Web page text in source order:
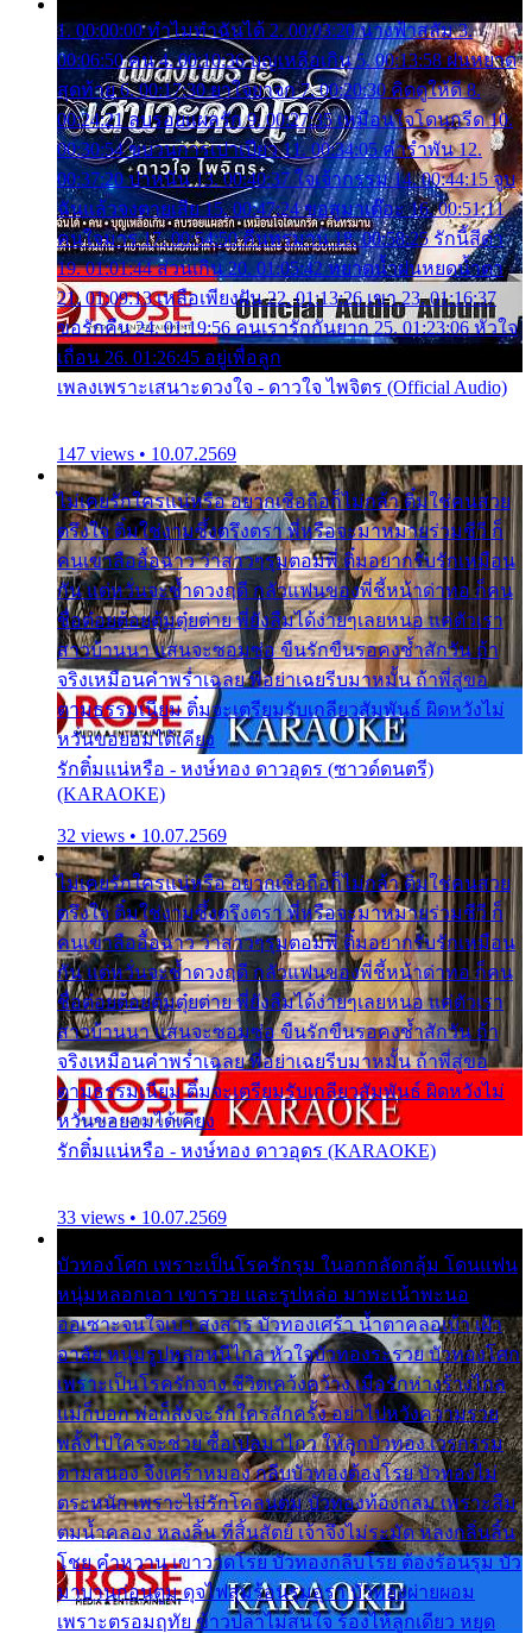
1. 00:00:00 ทำไมทำฉันได้ 2. 00:03:20 นางฟ้าสลัม 3.
00:06:50 คน 4. 00:10:36 บุญเหลือเกิน 5. 00:13:58 ฝนหยาด
สุดท้าย 6. 00:17:30 ยาใจยาจก 7. 00:20:30 คิดดูให้ดี 8.
00:24:21 ลบรอยแผลรัก 9. 00:27:35 เหมือนใจโดนกรีด 10.
00:30:54 ขบวนการเปาเปียว 11. 00:34:05 คำรำพัน 12.
00:37:20 ปาหนัน 13. 00:40:37 ใจเจ้ากรรม 14. 00:44:15 จูบ
ฉันแล้วจงตายเสีย 15. 00:47:24 ขอสูมาเต๊อะ 16. 00:51:11
คนใจมาร 17. 00:54:50 คืนทรมาน 18. 00:58:25 รักนี้สีดำ
19. 01:01:44 ส่วนเกิน 20. 01:05:42 หยาดน้ำฝนหยดน้ำตา
21. 01:09:13 เหลือเพียงฝัน 22. 01:13:26 เขา 23. 01:16:37
ขอรักคืน 24. 01:19:56 คนเรารักกันยาก 25. 01:23:06 หัวใจ
เถื่อน 26. 01:26:45 อยู่เพื่อลูก
เพลงเพราะเสนาะดวงใจ - ดาวใจ ไพจิตร (Official Audio)
147 views • 10.07.2569
ไม่เคยรักใครแน่หรือ อยากเชื่อถือก็ไม่กล้า ติ๋มใช่คนสวย
ตรึงใจ ติ๋มใช่งามซึ้งตรึงตรา พี่หรือจะมาหมายร่วมชีวี ก็
คนเขาลืออื้อฉาว ว่าสาวๆรุมตอมพี่ ติ๋มอยากรับรักเหมือน
กัน แต่หวั่นจะช้ำดวงฤดี กลัวแฟนของพี่ชี้หน้าด่าทอ ก็คน
ชื่อต๋อยต้อยตุ้มตุ๋ยต่าย พี่ยังลืมได้ง่ายๆเลยหนอ แค่ตัวเรา
สาวบ้านนา แสนจะซอมซ่อ ขืนรักขืนรอคงช้ำสักวัน ถ้า
จริงเหมือนคำพร่ำเฉลย พี่อย่าเฉยรีบมาหมั้น ถ้าพี่สู่ขอ
ตามธรรมเนียม ติ๋มจะเตรียมรับเกลียวสัมพันธ์ ผิดหวังไม่
หวั่นขอยอมได้เคียง
รักติ๋มแน่หรือ - หงษ์ทอง ดาวอุดร (ซาวด์ดนตรี)
(KARAOKE)
32 views • 10.07.2569
ไม่เคยรักใครแน่หรือ อยากเชื่อถือก็ไม่กล้า ติ๋มใช่คนสวย
ตรึงใจ ติ๋มใช่งามซึ้งตรึงตรา พี่หรือจะมาหมายร่วมชีวี ก็
คนเขาลืออื้อฉาว ว่าสาวๆรุมตอมพี่ ติ๋มอยากรับรักเหมือน
กัน แต่หวั่นจะช้ำดวงฤดี กลัวแฟนของพี่ชี้หน้าด่าทอ ก็คน
ชื่อต๋อยต้อยตุ้มตุ๋ยต่าย พี่ยังลืมได้ง่ายๆเลยหนอ แค่ตัวเรา
สาวบ้านนา แสนจะซอมซ่อ ขืนรักขืนรอคงช้ำสักวัน ถ้า
จริงเหมือนคำพร่ำเฉลย พี่อย่าเฉยรีบมาหมั้น ถ้าพี่สู่ขอ
ตามธรรมเนียม ติ๋มจะเตรียมรับเกลียวสัมพันธ์ ผิดหวังไม่
หวั่นขอยอมได้เคียง
รักติ๋มแน่หรือ - หงษ์ทอง ดาวอุดร (KARAOKE)
33 views • 10.07.2569
บัวทองโศก เพราะเป็นโรครักรุม ในอกกลัดกลุ้ม โดนแฟน
หนุ่มหลอกเอา เขารวย และรูปหล่อ มาพะเน้าพะนอ
ออเซาะจนใจเบา สงสาร บัวทองเศร้า น้ำตาคลอเบ้า เฝ้า
อาลัย หนุ่มรูปหล่อหนีไกล หัวใจบัวทองระรวย บัวทองโศก
เพราะเป็นโรครักจาง ชีวิตเคว้งคว้าง เมื่อรักห่างร้างไกล
แม่ก็บอก พ่อก็สั่งจะรักใครสักครั้ง อย่าไปหวังความรวย
พลั้งไปใครจะช่วย ซื้อเปลมาไกว ให้ลูกบัวทอง เวรกรรม
ตามสนอง จึงเศร้าหมอง กลีบบัวทองต้องโรย บัวทองไม่
ตระหนัก เพราะไม่รักโคลนตม บัวทองท้องกลม เพราะลืม
ตมน้ำคลอง หลงลิ้น ที่สิ้นสัตย์ เจ้าจึงไม่ระมัด หลงกลิ่นลิ้น
โชย คำหวาน เขาวาดโรย บัวทองกลีบโรย ต้องร้อนรุม บัว
มาบานก่อนตูม ดุจไฟสุมร้อนรุมอุรา บัวทองผ่ายผอม
เพราะตรอมฤทัย ข้าวปลาไม่สนใจ ร้องไห้ลูกเดียว หยุด